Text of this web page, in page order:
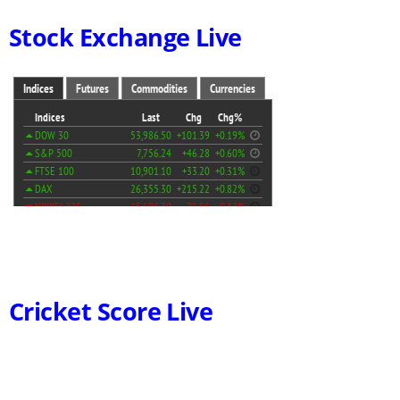
Stock Exchange Live
Cricket Score Live